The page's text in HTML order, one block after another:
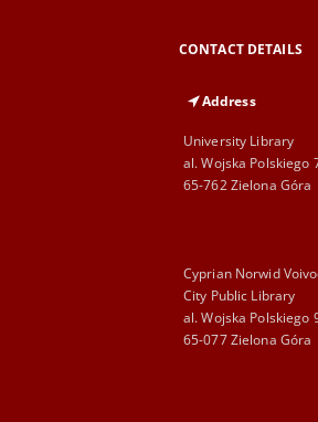
CONTACT DETAILS
Address
University Library
al. Wojska Polskiego
65-762 Zielona Góra
Cyprian Norwid
City Public Library
al. Wojska Polskiego
65-077 Zielona Góra